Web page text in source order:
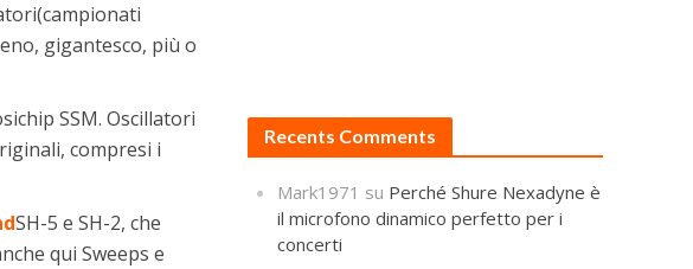
gigantesco, più o
SSM. Oscillatori
compresi i
SH-5 e SH-2, che
qui Sweeps e
Recents Comments
Mark1971 su Perché Shure Nexadyne è
il microfono dinamico perfetto per i
concerti